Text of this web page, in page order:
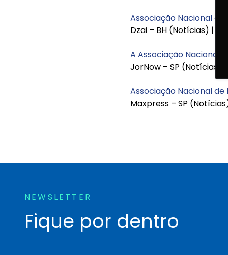
Associação Nacional
Dzai – BH (Notícias) |
A Associação Nacional
JorNow – SP (Notícias) |
Associação Nacional
Maxpress – SP
NEWSLETTER
Fique por dentro